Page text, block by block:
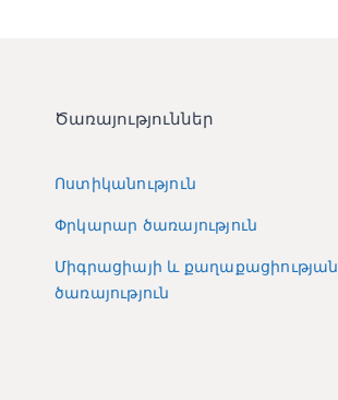
Ծառայություններ
Ոստիկանություն
Փրկարար ծառայություն
Միգրացիայի և քաղաքացիության
ծառայություն